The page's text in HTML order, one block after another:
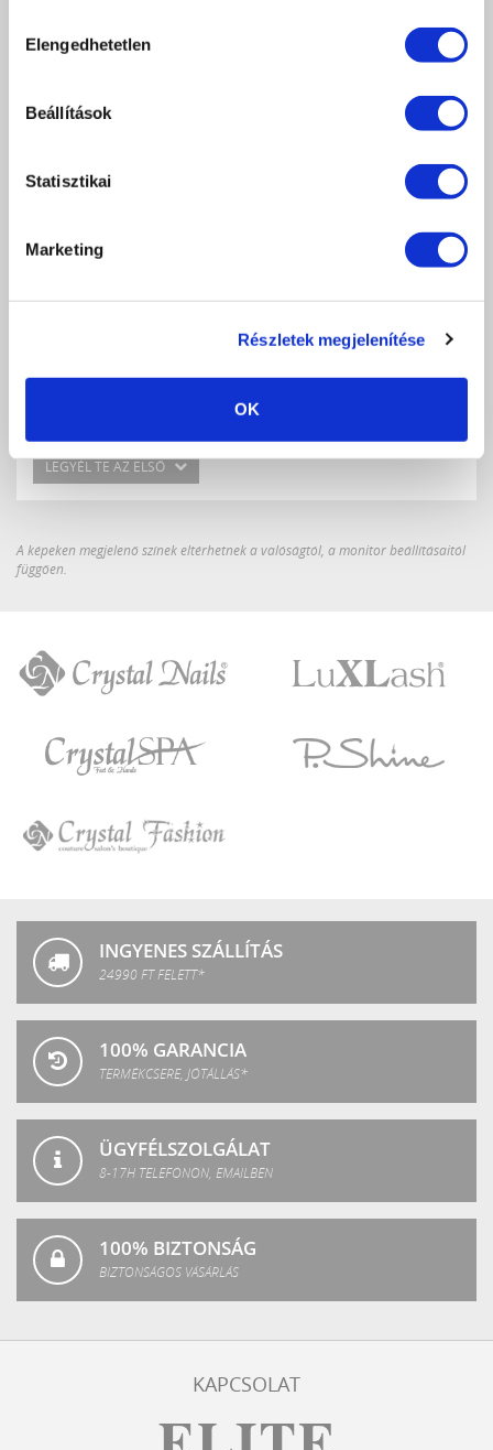
kiválasztása
Elengedhetetlen
Beállítások
Statisztikai
Marketing
Részletek megjelenítése
OK
db KOSÁRBA
Értékeles (0 szavazat alapján)
LEGYÉL TE AZ ELSŐ
A képeken megjelenő színek eltérhetnek a valóságtól, a monitor beállításaitól
függően.
SPA
INGYENES SZÁLLÍTÁS
24990 FT FELETT*
100% GARANCIA
TERMÉKCSERE, JÓTÁLLÁS*
ÜGYFÉLSZOLGÁLAT
8-17H TELEFONON, EMAILBEN
100% BIZTONSÁG
BIZTONSÁGOS VÁSÁRLÁS
KAPCSOLAT